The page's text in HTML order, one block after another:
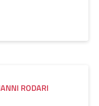
RODARI